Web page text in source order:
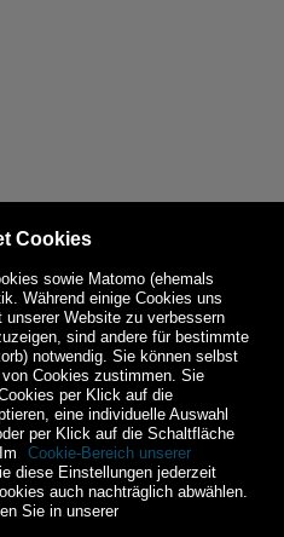
Cookies
sowie Matomo (ehemals
Während einige Cookies uns
Website zu verbessern
sind andere für bestimmte
notwendig. Sie können selbst
Cookies zustimmen. Sie
per Klick auf die
eine individuelle Auswahl
per Klick auf die Schaltfläche
Cookie-Bereich unserer
diese Einstellungen jederzeit
auch nachträglich abwählen.
Sie in unserer